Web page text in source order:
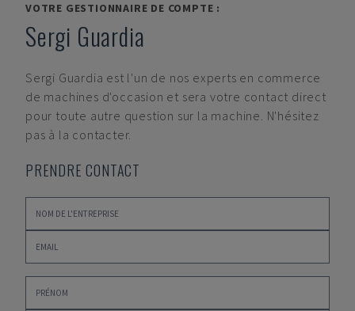
VOTRE GESTIONNAIRE DE COMPTE :
Sergi Guardia
Sergi Guardia est l'un de nos experts en commerce
de machines d'occasion et sera votre contact direct
pour toute autre question sur la machine. N'hésitez
pas à la contacter.
PRENDRE CONTACT